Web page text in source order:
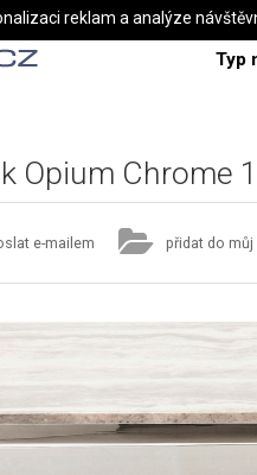
Typ
Opium Chrome
e-mailem přidat do
reklam a analýze